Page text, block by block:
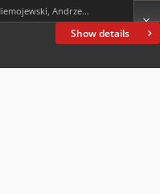
Show details
Niemojewski, Andrzej (1864-1921)